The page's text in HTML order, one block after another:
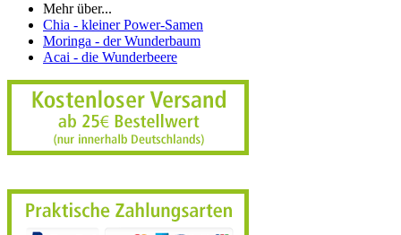
Mehr über...
Chia - kleiner Power-Samen
Moringa - der Wunderbaum
Acai - die Wunderbeere